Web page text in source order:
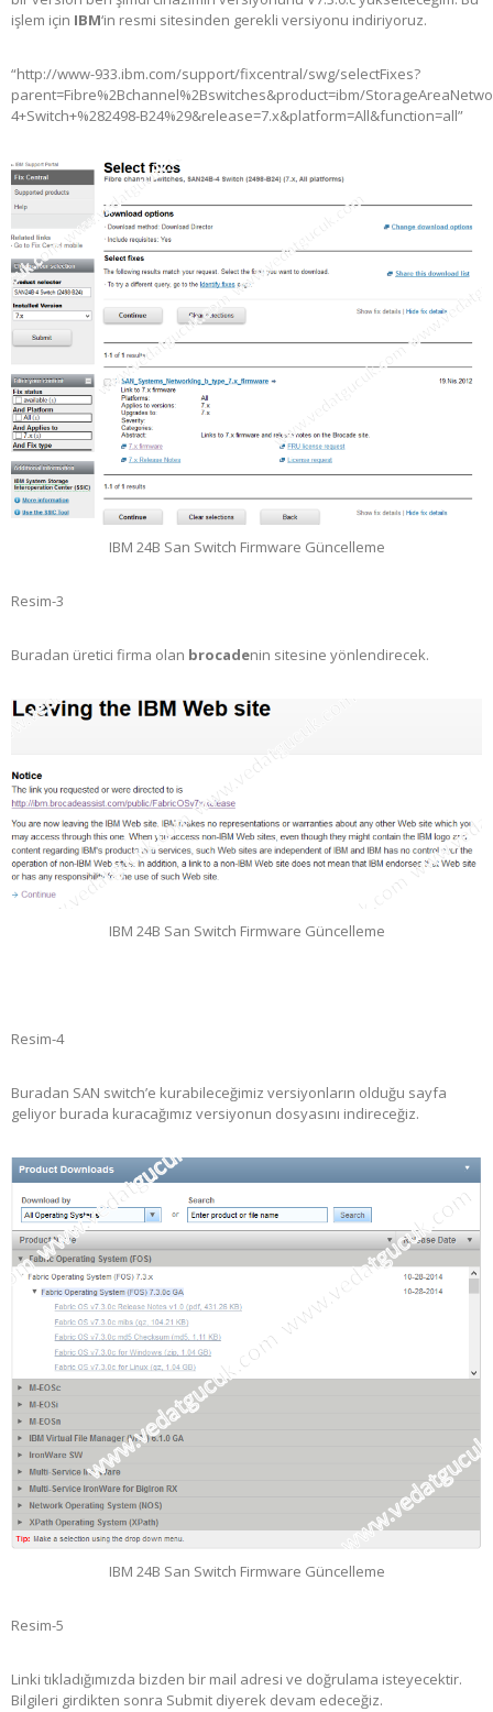
işlem için IBM‘in resmi sitesinden gerekli versiyonu indiriyoruz.
“http://www-933.ibm.com/support/fixcentral/swg/selectFixes?
parent=Fibre%2Bchannel%2Bswitches&product=ibm/
4+Switch+%282498-B24%29&release=7.x&platform=All&function=all”
IBM 24B San Switch Firmware Güncelleme
Resim-3
Buradan üretici firma olan brocadenin sitesine yönlendirecek.
IBM 24B San Switch Firmware Güncelleme
Resim-4
Buradan SAN switch’e kurabileceğimiz versiyonların olduğu sayfa
geliyor burada kuracağımız versiyonun dosyasını indireceğiz.
IBM 24B San Switch Firmware Güncelleme
Resim-5
Linki tıkladığımızda bizden bir mail adresi ve doğrulama isteyecektir.
Bilgileri girdikten sonra Submit diyerek devam edeceğiz.